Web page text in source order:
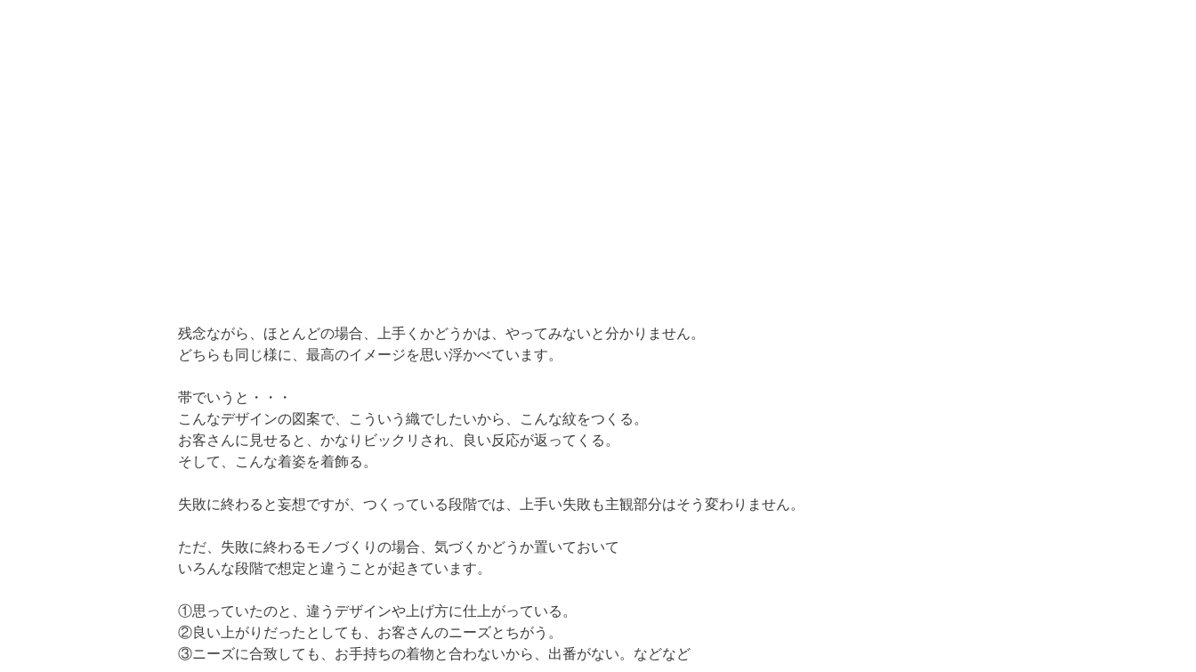
残念ながら、ほとんどの場合、上手くかどうかは、やってみないと分かりません。
どちらも同じ様に、最高のイメージを思い浮かべています。
帯でいうと・・・
こんなデザインの図案で、こういう織でしたいから、こんな紋をつくる。
お客さんに見せると、かなりビックリされ、良い反応が返ってくる。
そして、こんな着姿を着飾る。
失敗に終わると妄想ですが、つくっている段階では、上手い失敗も主観部分はそう変わりません。
ただ、失敗に終わるモノづくりの場合、気づくかどうか置いておいて
いろんな段階で想定と違うことが起きています。
①思っていたのと、違うデザインや上げ方に仕上がっている。
②良い上がりだったとしても、お客さんのニーズとちがう。
③ニーズに合致しても、お手持ちの着物と合わないから、出番がない。などなど